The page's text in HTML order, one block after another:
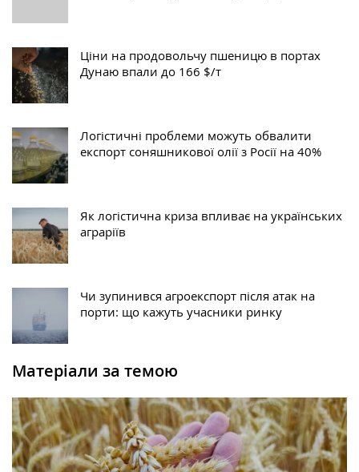
Ціни на продовольчу пшеницю в портах
Дунаю впали до 166 $/т
Логістичні проблеми можуть обвалити
експорт соняшникової олії з Росії на 40%
Як логістична криза впливає на українських
аграріїв
Чи зупинився агроекспорт після атак на
порти: що кажуть учасники ринку
Матеріали за темою